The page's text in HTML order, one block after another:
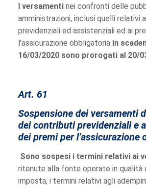
I versamentinei confronti delle
amministrazioni, inclusi quelli relativi
previdenziali ed assistenziali ed ai
l’assicurazione obbligatoria in
16/03/2020 sono prorogati al 20/
Art. 61
Sospensione dei versamenti
dei contributi previdenziali e
dei premi per l’assicurazione
Sono sospesi i termini relativi ai
ritenute alla fonte operate in qualità
imposta, i termini relativi agli